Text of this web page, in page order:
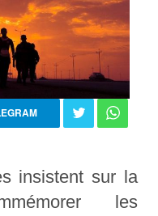
insistent sur la
les